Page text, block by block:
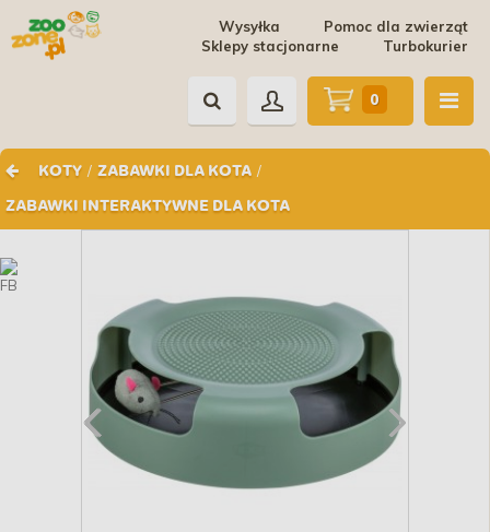
Pomoc dla zwierząt
Wysyłka
Turbokurier
Sklepy stacjonarne
KOTY / ZABAWKI DLA KOTA /
ZABAWKI INTERAKTYWNE DLA KOTA
0